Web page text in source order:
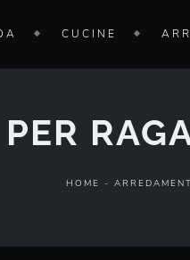
CUCINE
HOME -